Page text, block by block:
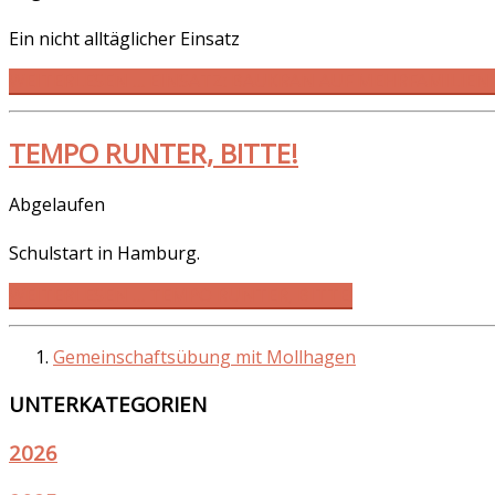
Ein nicht alltäglicher Einsatz
TEMPO RUNTER, BITTE!
Abgelaufen
Schulstart in Hamburg.
Gemeinschaftsübung mit Mollhagen
UNTERKATEGORIEN
2026